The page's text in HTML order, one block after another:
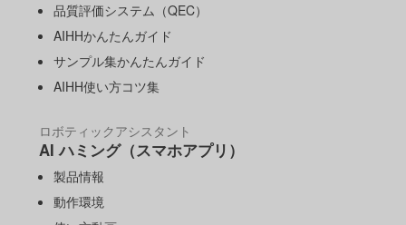
品質評価システム（QEC）
AIHHかんたんガイド
サンプル集かんたんガイド
AIHH使い方コツ集
ロボティックアシスタント
AI ハミング（スマホアプリ）
製品情報
動作環境